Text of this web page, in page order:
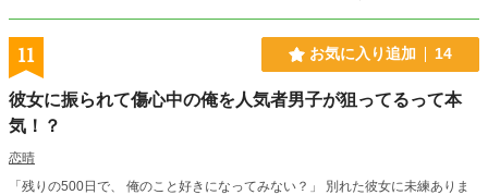
11 お気に入り追加 14
彼女に振られて傷心中の俺を人気者男子が狙ってるって本
気！？
恋晴
「残りの500日で、 俺のこと好きになってみない？」 別れた彼女に未練ありま